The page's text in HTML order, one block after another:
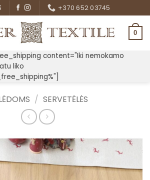
+370 652 03745
0
content="Iki nemokamo
liko
/ SERVETĖLĖS